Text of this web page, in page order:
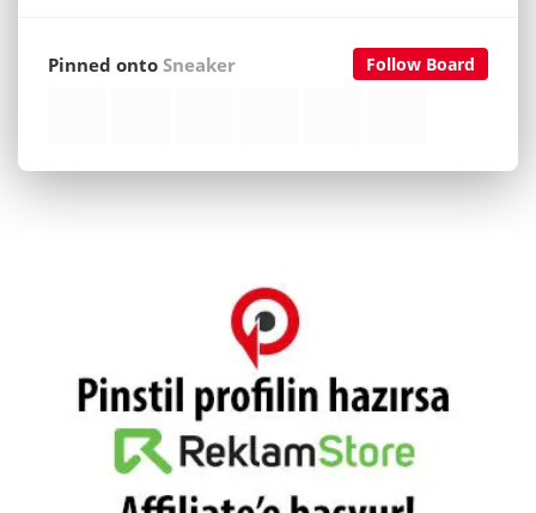
Follow Board
Pinned ontoSneaker